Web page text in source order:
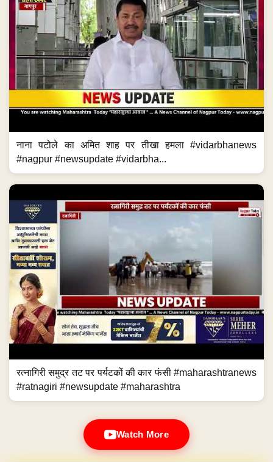
नाना पटोले का अमित शाह पर तीखा हमला #vidarbhanews
#nagpur #newsupdate #vidarbha...
रत्नागिरी समुद्र तट पर पर्यटकों की कार फंसी #maharashtranews
#ratnagiri #newsupdate #maharashtra
Watch More